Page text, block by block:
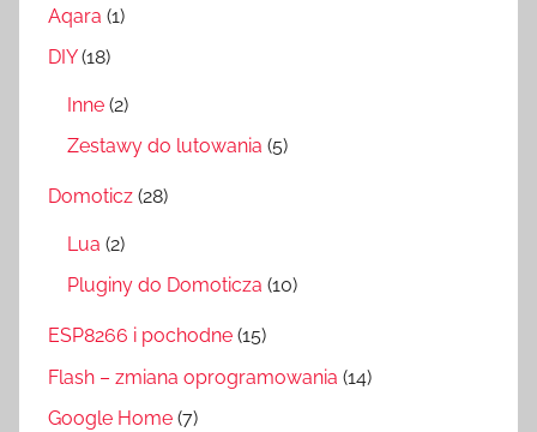
Aqara (1)
DIY(18)
Inne (2)
Zestawy do lutowania (5)
Domoticz (28)
Lua (2)
Pluginy do Domoticza (10)
ESP8266 i pochodne (15)
Flash – zmiana oprogramowania (14)
Google Home (7)